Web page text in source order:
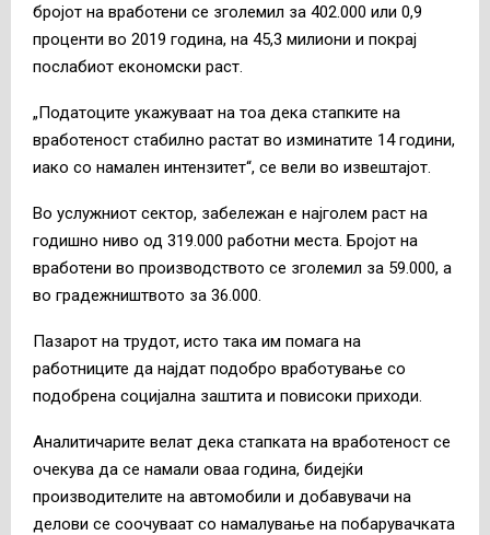
бројот на вработени се зголемил за 402.000 или 0,9
проценти во 2019 година, на 45,3 милиони и покрај
послабиот економски раст.
„Податоците укажуваат на тоа дека стапките на
вработеност стабилно растат во изминатите 14 години,
иако со намален интензитет“, се вели во извештајот.
Во услужниот сектор, забележан е најголем раст на
годишно ниво од 319.000 работни места. Бројот на
вработени во производството се зголемил за 59.000, а
во градежништвото за 36.000.
Пазарот на трудот, исто така им помага на
работниците да најдат подобро вработување со
подобрена социјална заштита и повисоки приходи.
Аналитичарите велат дека стапката на вработеност се
очекува да се намали оваа година, бидејќи
производителите на автомобили и добавувачи на
делови се соочуваат со намалување на побарувачката